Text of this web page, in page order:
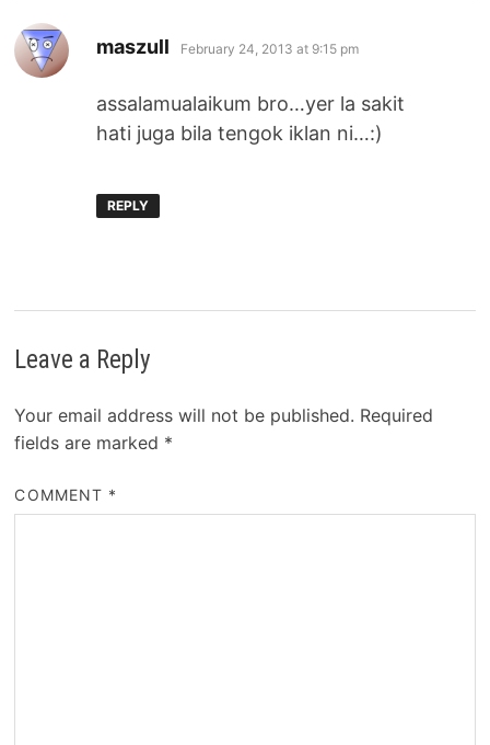
maszull says:
February 24, 2013 at 9:15 pm
assalamualaikum bro…yer la sakit
hati juga bila tengok iklan ni…:)
REPLY
Leave a Reply
Your email address will not be published. Required
fields are marked *
COMMENT *